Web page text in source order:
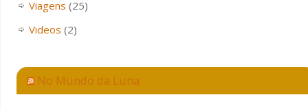
Viagens (25)
Videos (2)
No Mundo da Luna